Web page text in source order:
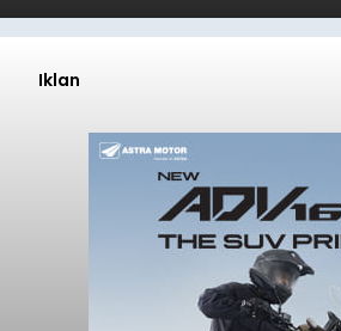
Iklan
DPRD Badung Dorong
Pembinaan
Made Rai Wirata Hadiri
Pengarahan Jelang HUT